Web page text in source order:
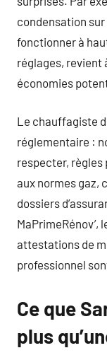
condensation
fonctionner à
réglages, revient
économies
Le chauffagiste
réglementaire :
respecter, règles
aux normes gaz,
dossiers
attestations de
professionnel
Ce que
plus